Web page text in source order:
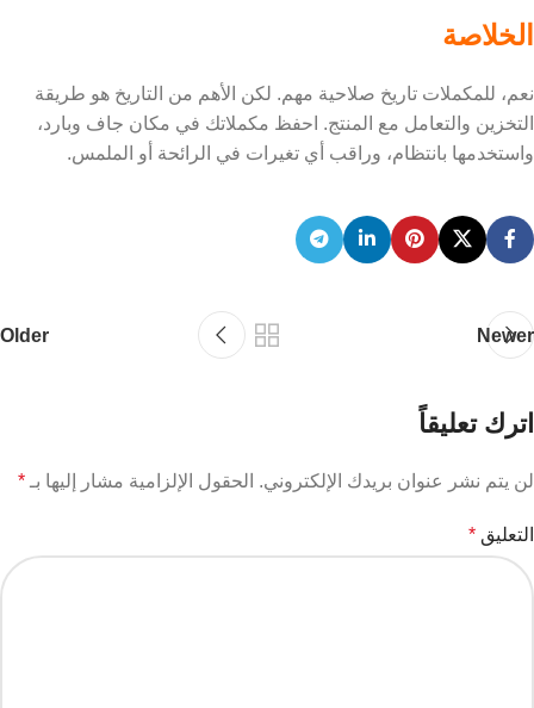
الخلاصة
نعم، للمكملات تاريخ صلاحية مهم. لكن الأهم من التاريخ هو طريقة
التخزين والتعامل مع المنتج. احفظ مكملاتك في مكان جاف وبارد،
واستخدمها بانتظام، وراقب أي تغيرات في الرائحة أو الملمس.
Newer
Older
اترك تعليقاً
لن يتم نشر عنوان بريدك الإلكتروني. الحقول الإلزامية مشار إليها بـ *
التعليق *